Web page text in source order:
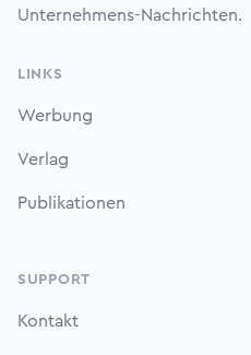
Unternehmens-Nachrichten.
LINKS
Werbung
Verlag
Publikationen
SUPPORT
Kontakt